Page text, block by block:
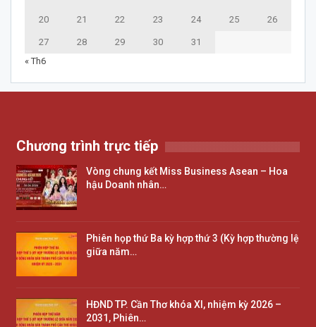
20 21 22 23 24 25 26
27 28 29 30
31
« Th6
Chương trình trực tiếp
Vòng chung kết Miss Business Asean – Hoa
hậu Doanh nhân…
Phiên họp thứ Ba kỳ hợp thứ 3 (Kỳ hợp thường lệ
giữa năm…
HĐND TP. Cần Thơ khóa XI, nhiệm kỳ 2026 –
2031, Phiên…